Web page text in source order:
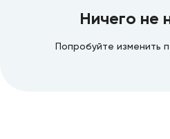
Ничего не
Попробуйте изменить